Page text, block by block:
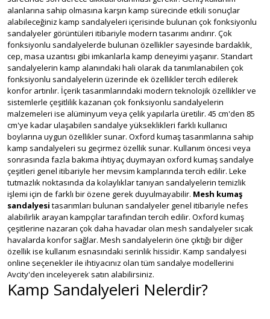
alanlarına sahip olmasına karşın kamp sürecinde etkili sonuçlar
alabileceğiniz kamp sandalyeleri içerisinde bulunan çok fonksiyonlu
sandalyeler görüntüleri itibariyle modern tasarımı andırır. Çok
fonksiyonlu sandalyelerde bulunan özellikler sayesinde bardaklık,
cep, masa uzantısı gibi imkanlarla kamp deneyimi yaşanır. Standart
sandalyelerin kamp alanındaki hali olarak da tanımlanabilen çok
fonksiyonlu sandalyelerin üzerinde ek özellikler tercih edilerek
konfor artırılır. İçerik tasarımlarındaki modern teknolojik özellikler ve
sistemlerle çeşitlilik kazanan çok fonksiyonlu sandalyelerin
malzemeleri ise alüminyum veya çelik yapılarla üretilir. 45 cm'den 85
cm'ye kadar ulaşabilen sandalye yükseklikleri farklı kullanıcı
boylarına uygun özellikler sunar. Oxford kumaş tasarımlarına sahip
kamp sandalyeleri su geçirmez özellik sunar. Kullanım öncesi veya
sonrasında fazla bakıma ihtiyaç duymayan oxford kumaş sandalye
çeşitleri genel itibariyle her mevsim kamplarında tercih edilir. Leke
tutmazlık noktasında da kolaylıklar tanıyan sandalyelerin temizlik
işlemi için de farklı bir özene gerek duyulmayabilir. Mesh kumaş
sandalyesi tasarımları bulunan sandalyeler genel itibariyle nefes
alabilirlik arayan kampçılar tarafından tercih edilir. Oxford kumaş
çeşitlerine nazaran çok daha havadar olan mesh sandalyeler sıcak
havalarda konfor sağlar. Mesh sandalyelerin öne çıktığı bir diğer
özellik ise kullanım esnasındaki serinlik hissidir. Kamp sandalyesi
online seçenekler ile ihtiyacınız olan tüm sandalye modellerini
Avcity'den inceleyerek satın alabilirsiniz.
Kamp Sandalyeleri Nelerdir?